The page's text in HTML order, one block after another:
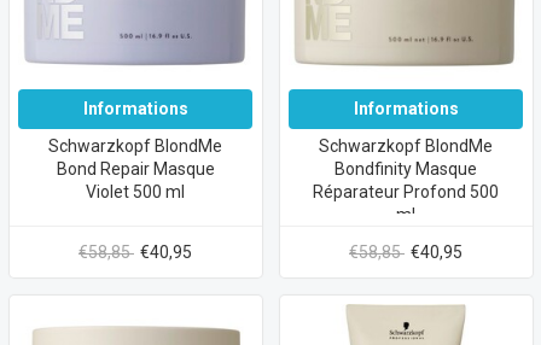
Informations
Schwarzkopf BlondMe
Bond Repair Masque
Violet 500 ml
€58,85 €40,95
Informations
Schwarzkopf BlondMe
Bondfinity Masque
Réparateur Profond 500
ml
€58,85 €40,95